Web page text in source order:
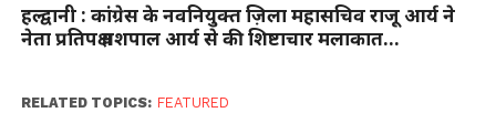
हल्द्वानी : कांग्रेस के नवनियुक्त ज़िला महासचिव राजू आर्य ने
नेता प्रतिपक्ष यशपाल आर्य से की शिष्टाचार मलाकात…
RELATED TOPICS: FEATURED